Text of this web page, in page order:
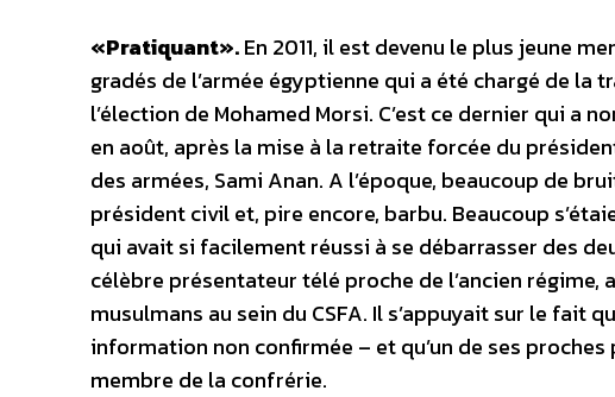
«Pratiquant».En 2011, il est devenu le plus jeune
gradés de l’armée égyptienne qui a été chargé de
l’élection de Mohamed Morsi. C’est ce dernier qui a
en août, après la mise à la retraite forcée du
des armées, Sami Anan. A l’époque, beaucoup de
président civil et, pire encore, barbu. Beaucoup
qui avait si facilement réussi à se débarrasser des
célèbre présentateur télé proche de l’ancien régime,
musulmans au sein du CSFA. Il s’appuyait sur le fait
information non confirmée – et qu’un de ses
membre de la confrérie.